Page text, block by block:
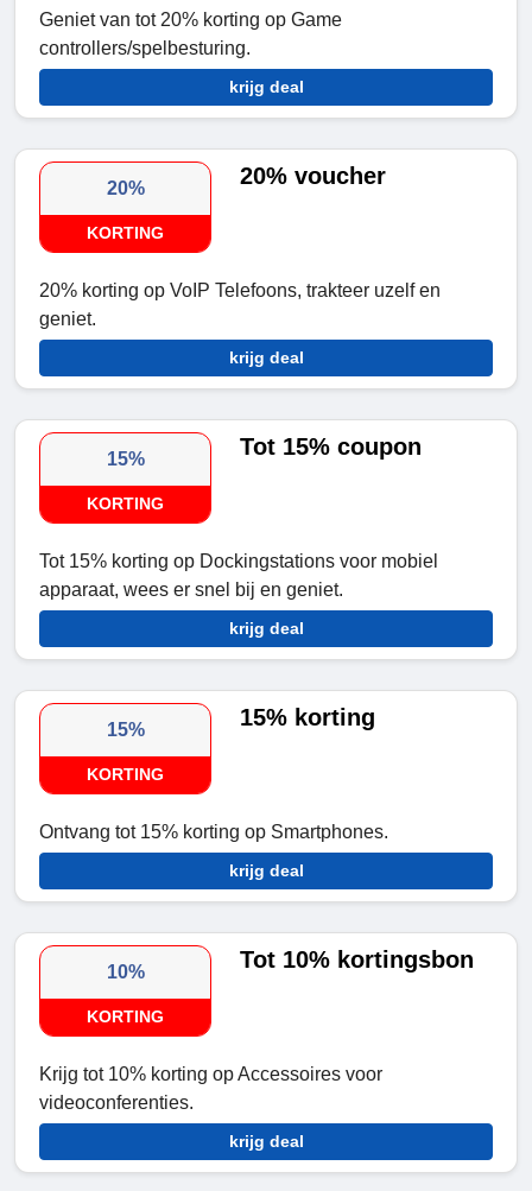
Geniet van tot 20% korting op Game
controllers/spelbesturing.
krijg deal
20%
KORTING
20% voucher
20% korting op VoIP Telefoons, trakteer uzelf en
geniet.
krijg deal
15%
KORTING
Tot 15% coupon
Tot 15% korting op Dockingstations voor mobiel
apparaat, wees er snel bij en geniet.
krijg deal
15%
KORTING
15% korting
Ontvang tot 15% korting op Smartphones.
krijg deal
10%
KORTING
Tot 10% kortingsbon
Krijg tot 10% korting op Accessoires voor
videoconferenties.
krijg deal